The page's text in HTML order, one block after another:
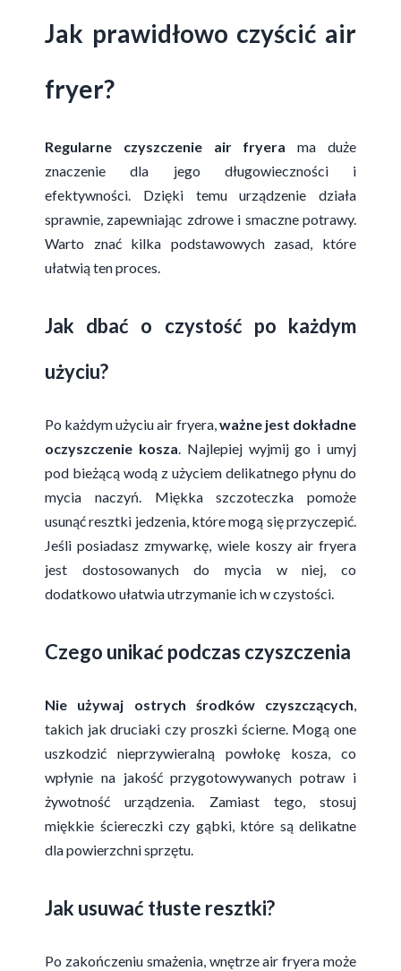
Jak prawidłowo czyścić air
fryer?
Regularne czyszczenie air fryera ma duże
znaczenie dla jego długowieczności i
efektywności. Dzięki temu urządzenie działa
sprawnie, zapewniając zdrowe i smaczne potrawy.
Warto znać kilka podstawowych zasad, które
ułatwią ten proces.
Jak dbać o czystość po każdym
użyciu?
Po każdym użyciu air fryera,ważne jest dokładne
oczyszczenie kosza. Najlepiej wyjmij go i umyj
pod bieżącą wodą z użyciem delikatnego płynu do
mycia naczyń. Miękka szczoteczka pomoże
usunąć resztki jedzenia, które mogą się przyczepić.
Jeśli posiadasz zmywarkę, wiele koszy air fryera
jest dostosowanych do mycia w niej, co
dodatkowo ułatwia utrzymanie ich w czystości.
Czego unikać podczas czyszczenia
Nie używaj ostrych środków czyszczących,
takich jak druciaki czy proszki ścierne. Mogą one
uszkodzić nieprzywieralną powłokę kosza, co
wpłynie na jakość przygotowywanych potraw i
żywotność urządzenia. Zamiast tego, stosuj
miękkie ściereczki czy gąbki, które są delikatne
dla powierzchni sprzętu.
Jak usuwać tłuste resztki?
Po zakończeniu smażenia, wnętrze air fryera może